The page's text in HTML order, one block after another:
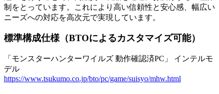
制をとっています。これにより高い信頼性と安心感、幅広い
ニーズへの対応を高次元で実現しています。
標準構成仕様（BTOによるカスタマイズ可能）
「モンスターハンターワイルズ 動作確認済PC」 インテルモ
デル
https://www.tsukumo.co.jp/bto/pc/game/suisyo/mhw.html